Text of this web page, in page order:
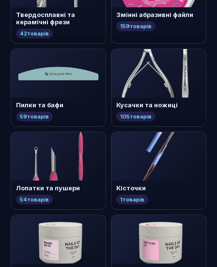
Твердосплавні та
керамічні фрези
42товарів
Змінні абразивні файли
159товарів
Пилки та бафи
59товарів
Кусачки та ножиці
105товарів
Лопатки та пушери
54товарів
Кісточки
1товарів